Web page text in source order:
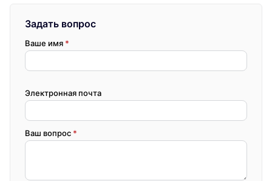
Задать вопрос
Ваше имя *
Электронная почта
Ваш вопрос *